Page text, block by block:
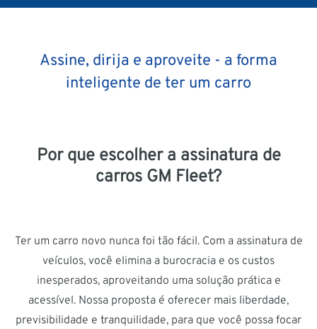
Assine, dirija e aproveite - a forma
inteligente de ter um carro
Por que escolher a assinatura de
carros GM Fleet?
Ter um carro novo nunca foi tão fácil. Com a assinatura de
veículos, você elimina a burocracia e os custos
inesperados, aproveitando uma solução prática e
acessível. Nossa proposta é oferecer mais liberdade,
previsibilidade e tranquilidade, para que você possa focar